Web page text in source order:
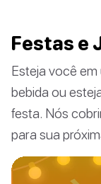
Festas e
Esteja você
bebida ou
festa. Nós
para sua